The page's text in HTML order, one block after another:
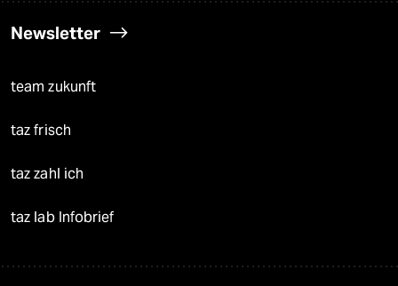
Newsletter
team zukunft
taz frisch
taz zahl ich
taz lab Infobrief